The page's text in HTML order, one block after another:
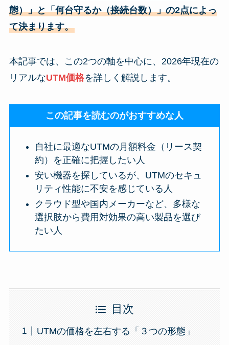
態）」と「何台守るか（接続台数）」の2点によっ
て決まります。
本記事では、この2つの軸を中心に、2026年現在の
リアルなUTM価格を詳しく解説します。
この記事を読むのがおすすめな人
自社に最適なUTMの月額料金（リース契
約）を正確に把握したい人
安い機器を探しているが、UTMのセキュ
リティ性能に不安を感じている人
クラウド型や国内メーカーなど、多様な
選択肢から費用対効果の高い製品を選び
たい人
目次
UTMの価格を左右する「３つの形態」